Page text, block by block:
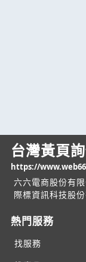
台灣黃頁
https://
六六電商股份有
際標資訊科技股
熱門服務
找服務